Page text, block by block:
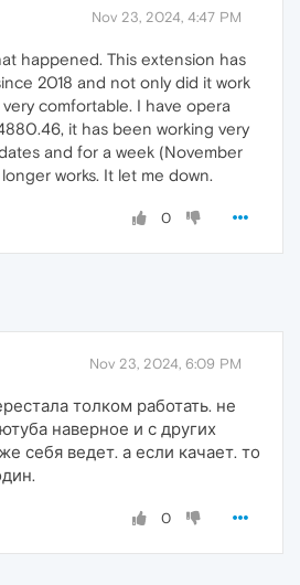
Nov 23, 2024, 4:47 PM
happened. This extension has
2018 and not only did it work
very comfortable. I have opera
it has been working very
and for a week (November
works. It let me down.
0
Nov 23, 2024, 6:09 PM
толком работать. не
наверное и с других
себя ведет. а если качает. то
0